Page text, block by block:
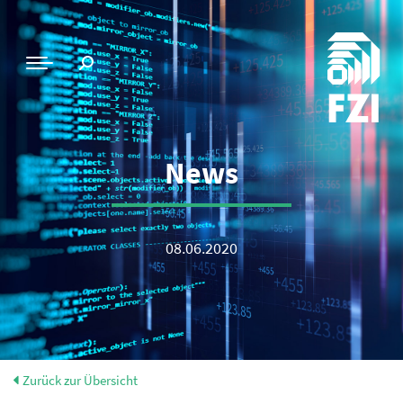
News
08.06.2020
Zurück zur Übersicht